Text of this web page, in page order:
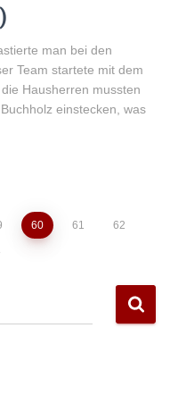
man bei den
Team startete mit dem
Hausherren mussten
einstecken, was
60 61 62